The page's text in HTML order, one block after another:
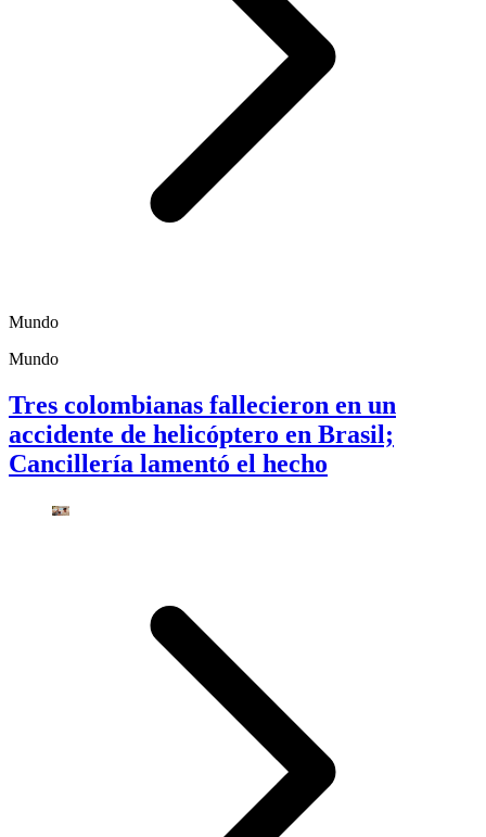
Mundo
Mundo
Tres colombianas fallecieron en un
accidente de helicóptero en Brasil;
Cancillería lamentó el hecho